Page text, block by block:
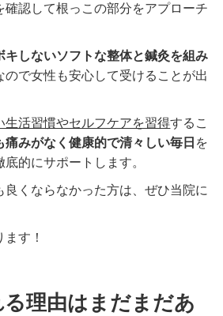
確認して根っこの部分をアプローチ
キしないソフトな整体と鍼灸を組み
ので女性も安心して受けることが出
生活習慣やセルフケアを習得するこ
痛みがなく健康的で清々しい毎日 を
的にサポートします。
良くならなかった方は、ぜひ当院に
す！
理由はまだまだあ